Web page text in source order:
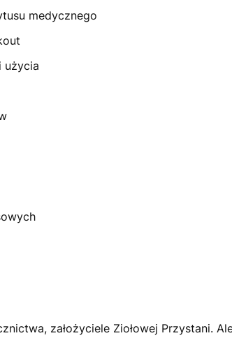
medycznego
użycia
założyciele Ziołowej Przystani.